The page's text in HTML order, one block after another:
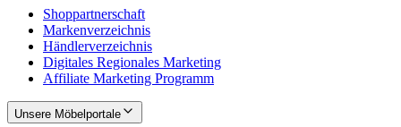
Shoppartnerschaft
Markenverzeichnis
Händlerverzeichnis
Digitales Regionales Marketing
Affiliate Marketing Programm
Unsere Möbelportale